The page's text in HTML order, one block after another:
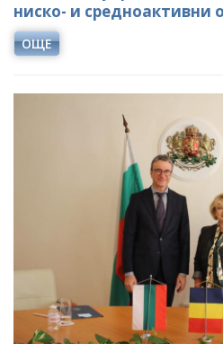
ниско- и средноактивни
ОЩЕ